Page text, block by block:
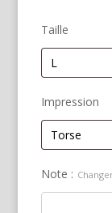
Taille
Impression
Note :